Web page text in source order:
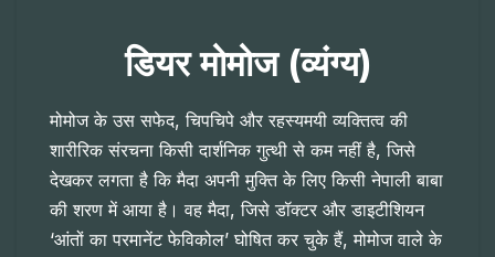
डियर मोमोज (व्यंग्य)
मोमोज के उस सफेद, चिपचिपे और रहस्यमयी व्यक्तित्व की
शारीरिक संरचना किसी दार्शनिक गुत्थी से कम नहीं है, जिसे
देखकर लगता है कि मैदा अपनी मुक्ति के लिए किसी नेपाली बाबा
की शरण में आया है। वह मैदा, जिसे डॉक्टर और डाइटीशियन
‘आंतों का परमानेंट फेविकोल’ घोषित कर चुके हैं, मोमोज वाले के